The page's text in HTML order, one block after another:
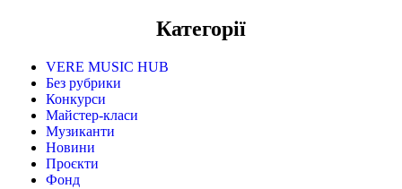
Категорії
VERE MUSIC HUB
Без рубрики
Конкурси
Майстер-класи
Музиканти
Новини
Проєкти
Фонд